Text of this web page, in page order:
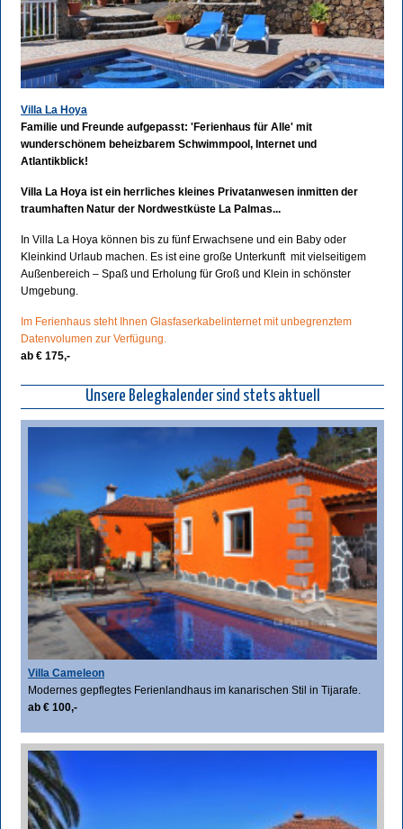
Villa La Hoya
Familie und Freunde aufgepasst: 'Ferienhaus für Alle' mit
wunderschönem beheizbarem Schwimmpool, Internet und
Atlantikblick!
Villa La Hoya ist ein herrliches kleines Privatanwesen inmitten der
traumhaften Natur der Nordwestküste La Palmas...
In Villa La Hoya können bis zu fünf Erwachsene und ein Baby oder
Kleinkind Urlaub machen. Es ist eine große Unterkunft mit vielseitigem
Außenbereich – Spaß und Erholung für Groß und Klein in schönster
Umgebung.
Im Ferienhaus steht Ihnen Glasfaserkabelinternet mit unbegrenztem
Datenvolumen zur Verfügung.
ab € 175,-
Unsere Belegkalender sind stets aktuell
Villa Cameleon
Modernes gepflegtes Ferienlandhaus im kanarischen Stil in Tijarafe.
ab € 100,-